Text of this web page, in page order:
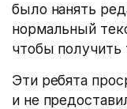
было нанять
нормальный
чтобы получить
Эти ребята
и не